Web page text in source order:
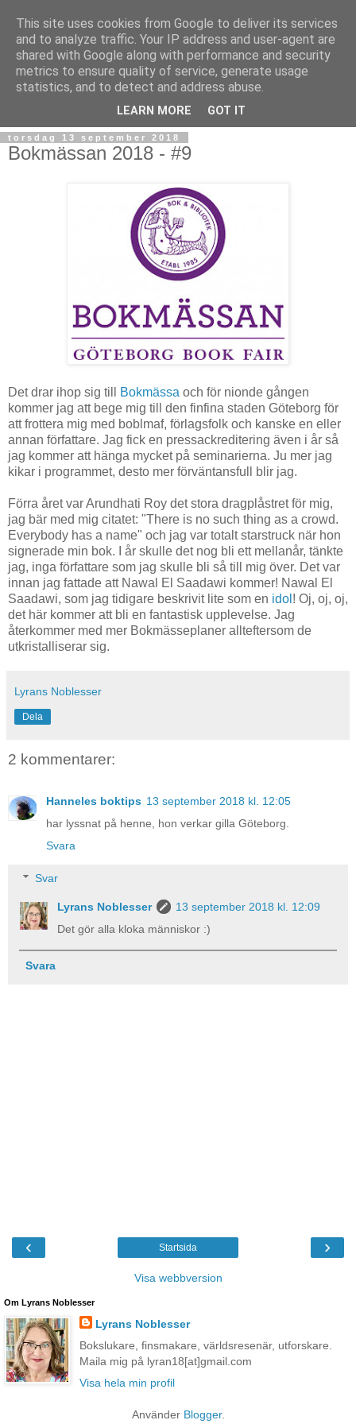
torsdag 13 september 2018
Bokmässan 2018 - #9
Det drar ihop sig till Bokmässa och för nionde gången
kommer jag att bege mig till den finfina staden Göteborg för
att frottera mig med boblmaf, förlagsfolk och kanske en eller
annan författare. Jag fick en pressackreditering även i år så
jag kommer att hänga mycket på seminarierna. Ju mer jag
kikar i programmet, desto mer förväntansfull blir jag.
Förra året var Arundhati Roy det stora dragplåstret för mig,
jag bär med mig citatet: "There is no such thing as a crowd.
Everybody has a name" och jag var totalt starstruck när hon
signerade min bok. I år skulle det nog bli ett mellanår, tänkte
jag, inga författare som jag skulle bli så till mig över. Det var
innan jag fattade att Nawal El Saadawi kommer! Nawal El
Saadawi, som jag tidigare beskrivit lite som en idol ! Oj, oj, oj,
det här kommer att bli en fantastisk upplevelse. Jag
återkommer med mer Bokmässeplaner allteftersom de
utkristalliserar sig.
Lyrans Noblesser
Dela
2 kommentarer:
Hanneles boktips 13 september 2018 kl. 12:05
har lyssnat på henne, hon verkar gilla Göteborg.
Svara
Svar
Lyrans Noblesser
13 september 2018 kl. 12:09
Det gör alla kloka människor :)
Svara
‹ ›
Startsida
Visa webbversion
Om Lyrans Noblesser
Lyrans Noblesser
Bokslukare, finsmakare, världsresenär, utforskare.
Maila mig på lyran18[at]gmail.com
Visa hela min profil
Använder Blogger.
This site uses cookies from Google to deliver its services
and to analyze traffic. Your IP address and user-agent are
shared with Google along with performance and security
metrics to ensure quality of service, generate usage
statistics, and to detect and address abuse.
LEARN MORE GOT IT